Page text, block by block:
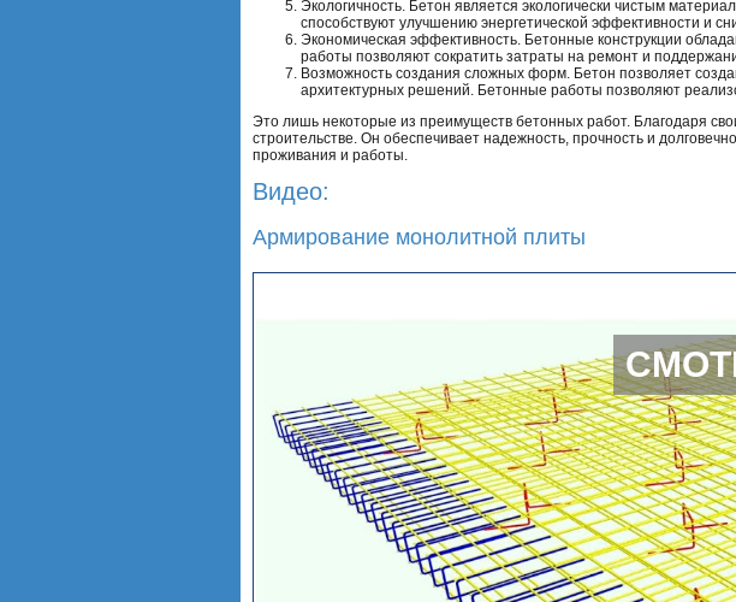
Экологичность. Бетон является экологически чистым
способствуют улучшению энергетической эффективности и
Экономическая эффективность. Бетонные конструкции
работы позволяют сократить затраты на ремонт и
Возможность создания сложных форм. Бетон позволяет
архитектурных решений. Бетонные работы позволяют
Это лишь некоторые из преимуществ бетонных работ. Благодаря
строительстве. Он обеспечивает надежность, прочность и
проживания и работы.
Видео:
Армирование монолитной плиты